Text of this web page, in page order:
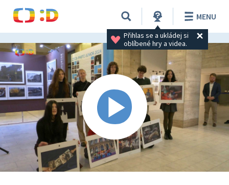
Přihlas se a ukládej si
oblíbené hry a videa.
MENU